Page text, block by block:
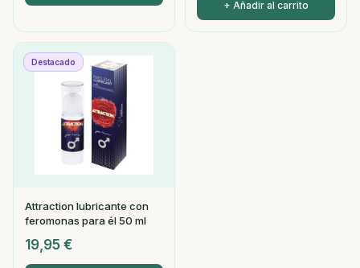
+ Añadir al carrito
Destacado
Attraction lubricante con
feromonas para él 50 ml
19,95 €